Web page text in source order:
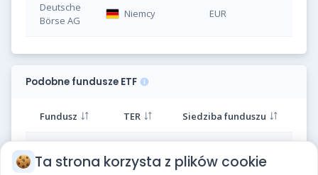
DJSC
EURON...
54,61 0,27%
7 sie, 15:35
YTD
5,44 11,09%
MIN 12M
Deutsche
Börse AG
Niemcy EUR
Podobne fundusze ETF
Fundusz TER Siedziba funduszu
STOXX Mid
0,40% Irlandia
Ta strona korzysta z plików cookie